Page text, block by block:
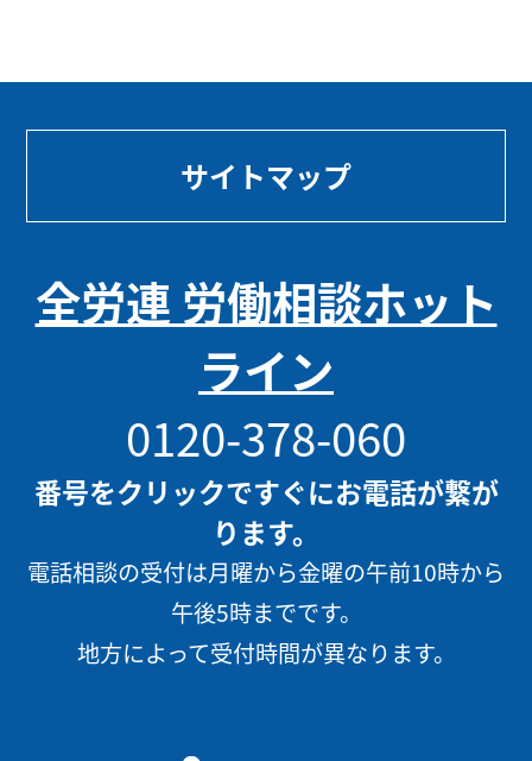
サイトマップ
全労連 労働相談ホット
ライン
0120-378-060
番号をクリックですぐにお電話が繋が
ります。
電話相談の受付は月曜から金曜の午前10時から
午後5時までです。
地方によって受付時間が異なります。